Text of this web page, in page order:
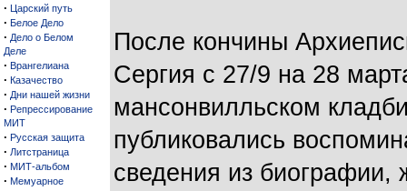
· Царский путь
· Белое Дело
· Дело о Белом
Деле
· Врангелиана
· Казачество
· Дни нашей жизни
· Репрессирование
МИТ
· Русская защита
· Литстраница
· МИТ-альбом
· Мемуарное
После кончины
Сергия с 27/9 на 28
мансонвилльском
публиковались
сведения из биографии,